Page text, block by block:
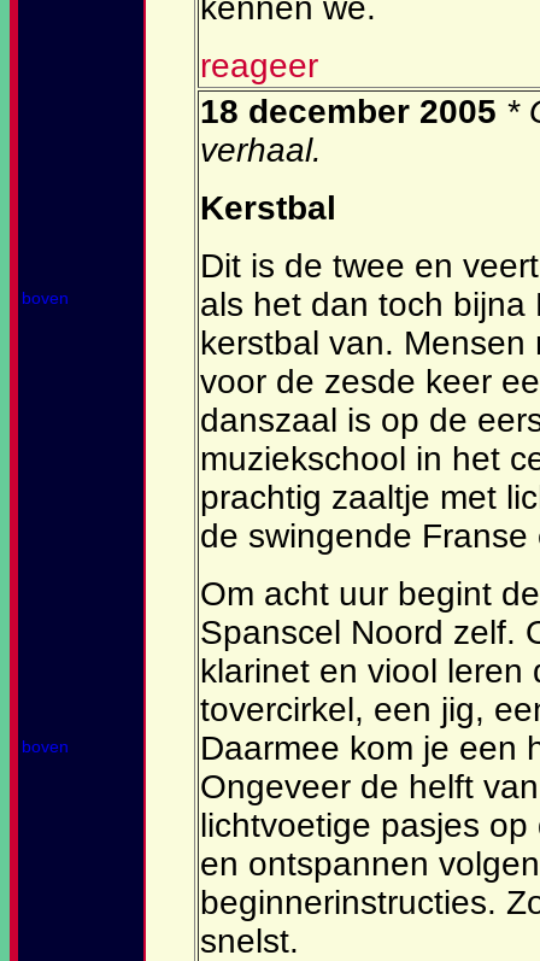
boven
boven
kennen we.
reageer
18 december 2005 *
verhaal.
Kerstbal
Dit is de twee en
als het dan toch bijna
kerstbal van.
voor de zesde keer
danszaal is op de
muziekschool in het
prachtig zaaltje met
de swingende
Om acht uur begint
Spanscel Noord zelf.
klarinet en viool leren
tovercirkel, een jig,
Daarmee kom je een
Ongeveer de helft
lichtvoetige pasjes
en ontspannen
beginnerinstructies.
snelst.